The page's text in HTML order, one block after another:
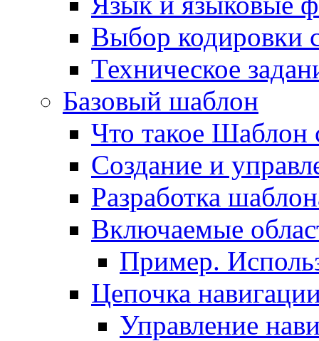
Выбор кодировки
Техническое
Базовый шаблон
Что такое Шаблон
Создание и
Разработка
Включаемые
Пример.
Цепочка
Управление